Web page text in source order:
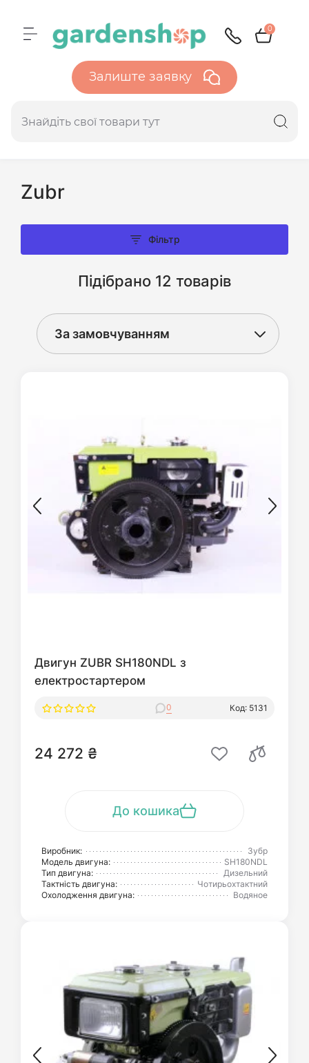
0
Залиште заявку
Zubr
Фільтр
Підібрано 12 товарів
Двигун ZUBR SH180NDL з
електростартером
0 Код: 5131
24 272 ₴
До кошика
Виробник:
Зубр
Модель двигуна:
SH180NDL
Тип двигуна:
Дизельний
Тактність двигуна:
Чотирьохтактний
Охолодження двигуна:
Водяное